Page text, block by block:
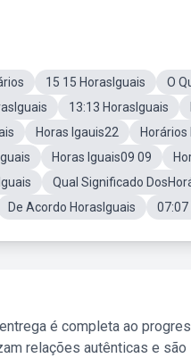
15 15 HorasIguais
O
13:13 HorasIguais
Horas Igauis22
Horas Iguais09 09
Qual Significado
De Acordo HorasIguais 07:07
é completa ao
relações autênticas e